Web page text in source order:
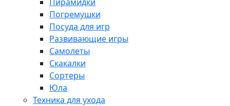
Погремушки
Посуда для игр
Развивающие игры
Самолеты
Скакалки
Сортеры
Юла
Техника для ухода